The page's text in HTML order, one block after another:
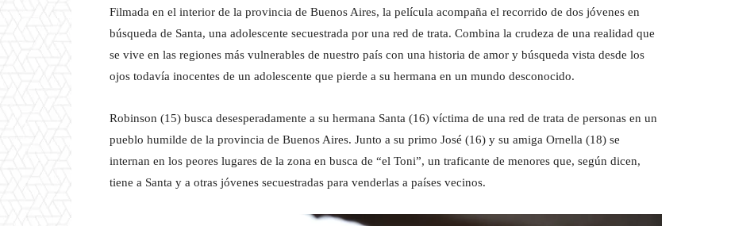
Filmada en el interior de la provincia de Buenos Aires, la película acompaña el recorrido de dos jóvenes en
búsqueda de Santa, una adolescente secuestrada por una red de trata. Combina la crudeza de una realidad que
se vive en las regiones más vulnerables de nuestro país con una historia de amor y búsqueda vista desde los
ojos todavía inocentes de un adolescente que pierde a su hermana en un mundo desconocido.
Robinson (15) busca desesperadamente a su hermana Santa (16) víctima de una red de trata de personas en un
pueblo humilde de la provincia de Buenos Aires. Junto a su primo José (16) y su amiga Ornella (18) se
internan en los peores lugares de la zona en busca de “el Toni”, un traficante de menores que, según dicen,
tiene a Santa y a otras jóvenes secuestradas para venderlas a países vecinos.